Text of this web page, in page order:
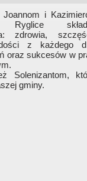
i
Ryglice
zdrowia,
z każdego
oraz sukcesów w
Solenizantom,
gminy.